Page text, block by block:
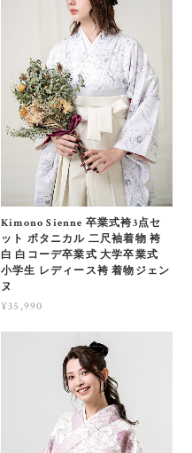
Kimono Sienne 卒業式袴3点セ
ット ボタニカル 二尺袖着物 袴
白 白コーデ卒業式 大学卒業式
小学生 レディース袴 着物ジェン
ヌ
¥35,990